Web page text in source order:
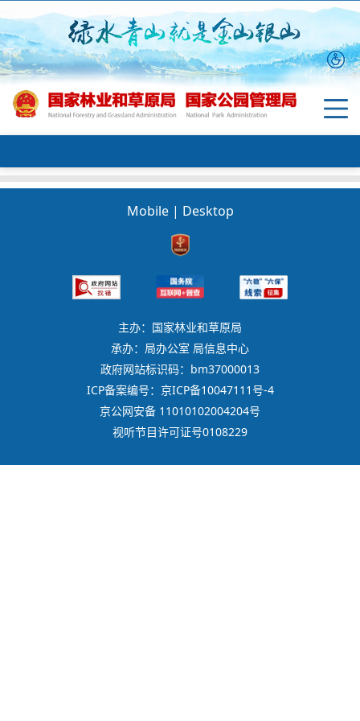
Mobile | Desktop
主办：国家林业和草原局
承办：局办公室 局信息中心
政府网站标识码：bm37000013
ICP备案编号：京ICP备10047111号-4
京公网安备 11010102004204号
视听节目许可证号0108229